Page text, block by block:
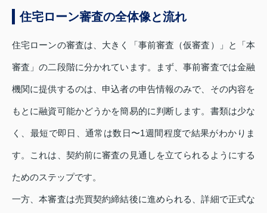
住宅ローン審査の全体像と流れ
住宅ローンの審査は、大きく「事前審査（仮審査）」と「本
審査」の二段階に分かれています。まず、事前審査では金融
機関に提供するのは、申込者の申告情報のみで、その内容を
もとに融資可能かどうかを簡易的に判断します。書類は少な
く、最短で即日、通常は数日〜1週間程度で結果がわかりま
す。これは、契約前に審査の見通しを立てられるようにする
ためのステップです。
一方、本審査は売買契約締結後に進められる、詳細で正式な